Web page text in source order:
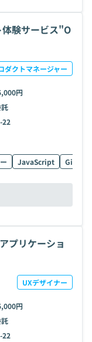
体験サービス"O
ダクトマネージャー
円
22
JavaScript Git
プリケーショ
UXデザイナー
円
22